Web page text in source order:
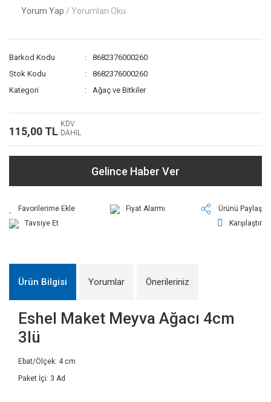
Yorum Yap / Yorumları Oku
Barkod Kodu
8682376000260
Stok Kodu
8682376000260
Kategori
Ağaç ve Bitkiler
115,00 TL
KDV
DAHİL
Gelince Haber Ver
Fiyat Alarmı
Ürünü Paylaş
Tavsiye Et
Karşılaştır
Ürün Bilgisi Yorumlar Önerileriniz
Eshel Maket Meyva Ağacı 4cm
3lü
Ebat/Ölçek: 4 cm
Paket İçi: 3 Ad